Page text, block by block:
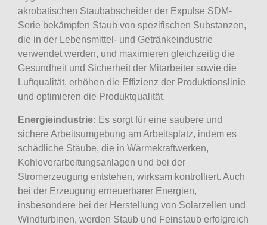
akrobatischen Staubabscheider der Expulse SDM-
Serie bekämpfen Staub von spezifischen Substanzen,
die in der Lebensmittel- und Getränkeindustrie
verwendet werden, und maximieren gleichzeitig die
Gesundheit und Sicherheit der Mitarbeiter sowie die
Luftqualität, erhöhen die Effizienz der Produktionslinie
und optimieren die Produktqualität.
Energieindustrie: Es sorgt für eine saubere und
sichere Arbeitsumgebung am Arbeitsplatz, indem es
schädliche Stäube, die in Wärmekraftwerken,
Kohleverarbeitungsanlagen und bei der
Stromerzeugung entstehen, wirksam kontrolliert. Auch
bei der Erzeugung erneuerbarer Energien,
insbesondere bei der Herstellung von Solarzellen und
Windturbinen, werden Staub und Feinstaub erfolgreich